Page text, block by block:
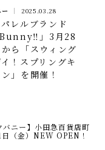
2025.03.28
レルブランド
Bunny‼」3月28
ら「スウィング
！スプリングキ
」を開催！
バニー】小田急百貨店町
（金）NEW OPEN！